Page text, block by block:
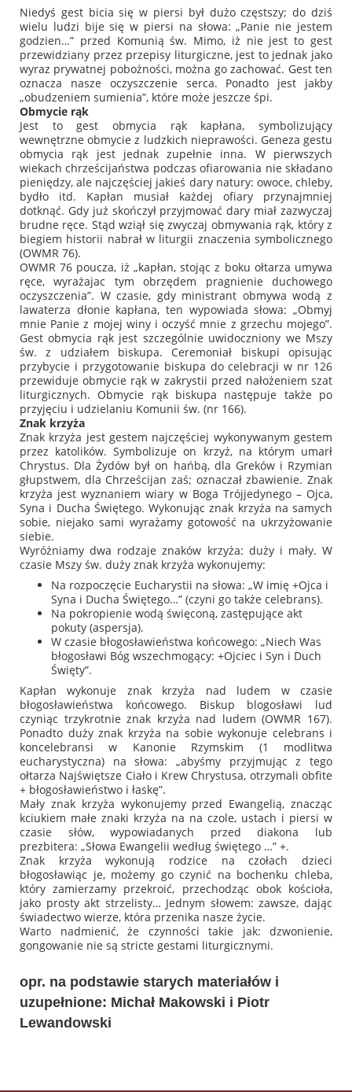
Niedyś gest bicia się w piersi był dużo częstszy; do dziś
wielu ludzi bije się w piersi na słowa:„Panie nie jestem
godzien…” przed Komunią św. Mimo, iż nie jest to gest
przewidziany przez przepisy liturgiczne, jest to jednak jako
wyraz prywatnej pobożności, można go zachować. Gest ten
oznacza nasze oczyszczenie serca. Ponadto jest jakby
„obudzeniem sumienia”, które może jeszcze śpi.
Obmycie rąk
Jest to gest obmycia rąk kapłana, symbolizujący
wewnętrzne obmycie z ludzkich nieprawości. Geneza gestu
obmycia rąk jest jednak zupełnie inna. W pierwszych
wiekach chrześcijaństwa podczas ofiarowania nie składano
pieniędzy, ale najczęściej jakieś dary natury: owoce, chleby,
bydło itd. Kapłan musiał każdej ofiary przynajmniej
dotknąć. Gdy już skończył przyjmować dary miał zazwyczaj
brudne ręce. Stąd wziął się zwyczaj obmywania rąk, który z
biegiem historii nabrał w liturgii znaczenia symbolicznego
(OWMR 76).
OWMR 76 poucza, iż „kapłan, stojąc z boku ołtarza umywa
ręce, wyrażajac tym obrzędem pragnienie duchowego
oczyszczenia”. W czasie, gdy ministrant obmywa wodą z
lawaterza dłonie kapłana, ten wypowiada słowa: „Obmyj
mnie Panie z mojej winy i oczyść mnie z grzechu mojego”.
Gest obmycia rąk jest szczególnie uwidoczniony we Mszy
św. z udziałem biskupa. Ceremoniał biskupi opisując
przybycie i przygotowanie biskupa do celebracji w nr 126
przewiduje obmycie rąk w zakrystii przed nałożeniem szat
liturgicznych. Obmycie rąk biskupa następuje także po
przyjęciu i udzielaniu Komunii św. (nr 166).
Znak krzyża
Znak krzyża jest gestem najczęściej wykonywanym gestem
przez katolików. Symbolizuje on krzyż, na którym umarł
Chrystus. Dla Żydów był on hańbą, dla Greków i Rzymian
głupstwem, dla Chrześcijan zaś; oznaczał zbawienie. Znak
krzyża jest wyznaniem wiary w Boga Trójjedynego – Ojca,
Syna i Ducha Świętego. Wykonując znak krzyża na samych
sobie, niejako sami wyrażamy gotowość na ukrzyżowanie
siebie.
Wyróżniamy dwa rodzaje znaków krzyża: duży i mały. W
czasie Mszy św. duży znak krzyża wykonujemy:
Na rozpoczęcie Eucharystii na słowa: „W imię +Ojca i
Syna i Ducha Świętego…” (czyni go także celebrans).
Na pokropienie wodą święconą, zastępujące akt
pokuty (aspersja).
W czasie błogosławieństwa końcowego: „Niech Was
błogosławi Bóg wszechmogący: +Ojciec i Syn i Duch
Święty”.
Kapłan wykonuje znak krzyża nad ludem w czasie
błogosławieństwa końcowego. Biskup blogosławi lud
czyniąc trzykrotnie znak krzyża nad ludem (OWMR 167).
Ponadto duży znak krzyża na sobie wykonuje celebrans i
koncelebransi w Kanonie Rzymskim (1 modlitwa
eucharystyczna) na słowa: „abyśmy przyjmując z tego
ołtarza Najświętsze Ciało i Krew Chrystusa, otrzymali obfite
+ błogosławieństwo i łaskę”.
Mały znak krzyża wykonujemy przed Ewangelią, znacząc
kciukiem małe znaki krzyża na na czole, ustach i piersi w
czasie słów, wypowiadanych przed diakona lub
prezbitera: „Słowa Ewangelii według świętego …” +.
Znak krzyża wykonują rodzice na czołach dzieci
błogosławiąc je, możemy go czynić na bochenku chleba,
który zamierzamy przekroić, przechodząc obok kościoła,
jako prosty akt strzelisty… Jednym słowem: zawsze, dając
świadectwo wierze, która przenika nasze życie.
Warto nadmienić, że czynności takie jak: dzwonienie,
gongowanie nie są stricte gestami liturgicznymi.
opr. na podstawie starych materiałów i
uzupełnione: Michał Makowski i Piotr
Lewandowski